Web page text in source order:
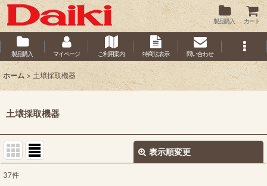
製品購入 カート
製品購入 マイページ ご利用案内 特商法表示 問い合わせ
ホーム > 土壌採取機器
土壌採取機器
表示順変更
サブカテゴリ
37件